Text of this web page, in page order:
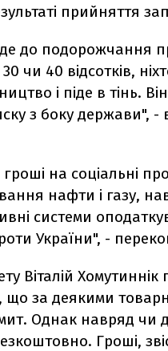
прийняття
до подорожчання
чи 40 відсотків,
і піде в тінь.
з боку держави",
на соціальні
нафти і газу,
системи
України", -
Віталій
за деякими
Однак навряд чи
Гроші,